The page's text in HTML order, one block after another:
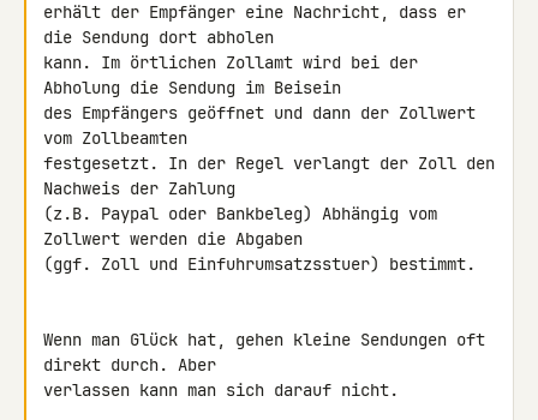
erhält der Empfänger eine Nachricht, dass er
die Sendung dort abholen
kann. Im örtlichen Zollamt wird bei der
Abholung die Sendung im Beisein
des Empfängers geöffnet und dann der Zollwert
vom Zollbeamten
festgesetzt. In der Regel verlangt der Zoll den
Nachweis der Zahlung
(z.B. Paypal oder Bankbeleg) Abhängig vom
Zollwert werden die Abgaben
(ggf. Zoll und Einfuhrumsatzsstuer) bestimmt.
Wenn man Glück hat, gehen kleine Sendungen oft
direkt durch. Aber
verlassen kann man sich darauf nicht.